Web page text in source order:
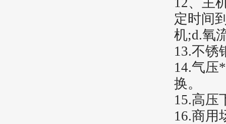
定时间
机;d.氧
13.不锈
14.气压
换。
15.高压
16.商用